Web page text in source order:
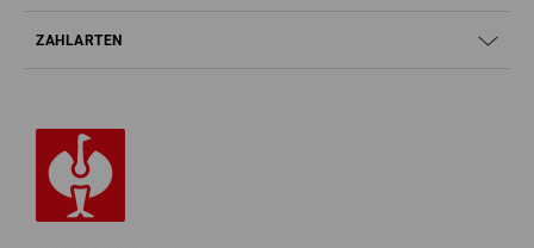
ZAHLARTEN